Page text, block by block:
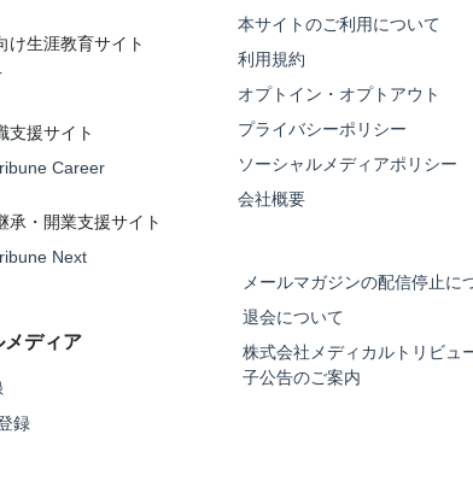
け生涯教育サイト
支援サイト
Career
承・開業支援サイト
Next
メディア
録
本サイトのご利用について
利用規約
オプトイン・オプトアウト
プライバシーポリシー
ソーシャルメディアポリシー
会社概要
メールマガジンの配信停止に
退会について
株式会社メディカルトリビ
子公告のご案内